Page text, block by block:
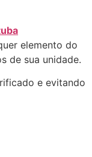
elemento do
de sua unidade.
e evitando